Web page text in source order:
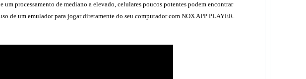
processamento de mediano a elevado, celulares poucos potentes podem encontrar
de um emulador para jogar diretamente do seu computador com NOX APP PLAYER.